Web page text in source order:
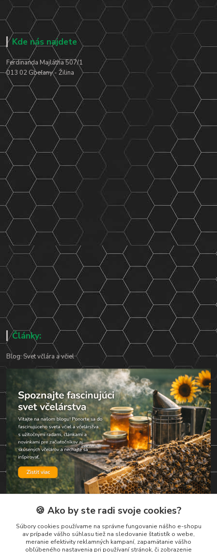
Kde nás najdete
Ferdinanda Majlátha 507/1
013 02 Gbeľany - Žilina
Články:
Blog: Svet včlára a včiel
Kontakty
🍪 Ako by ste radi svoje cookies?
Súbory cookies používame na správne fungovanie nášho e-shopu
av prípade vášho súhlasu tiež na sledovanie štatistík o webe,
meranie efektivity reklamných kampaní, zapamätanie vášho
obľúbeného nastavenia pri používaní stránok, či zobrazenie